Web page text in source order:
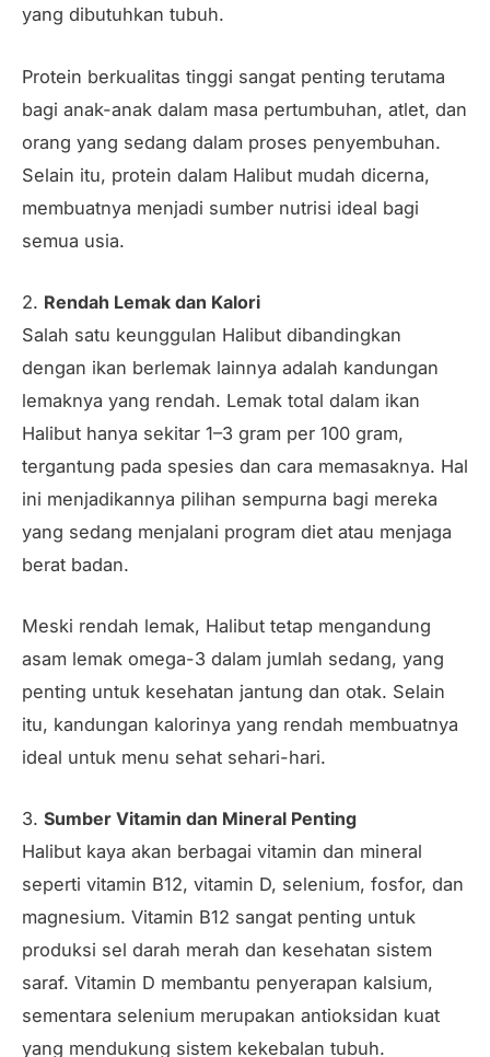
yang dibutuhkan tubuh.
Protein berkualitas tinggi sangat penting terutama
bagi anak-anak dalam masa pertumbuhan, atlet, dan
orang yang sedang dalam proses penyembuhan.
Selain itu, protein dalam Halibut mudah dicerna,
membuatnya menjadi sumber nutrisi ideal bagi
semua usia.
2. Rendah Lemak dan Kalori
Salah satu keunggulan Halibut dibandingkan
dengan ikan berlemak lainnya adalah kandungan
lemaknya yang rendah. Lemak total dalam ikan
Halibut hanya sekitar 1–3 gram per 100 gram,
tergantung pada spesies dan cara memasaknya. Hal
ini menjadikannya pilihan sempurna bagi mereka
yang sedang menjalani program diet atau menjaga
berat badan.
Meski rendah lemak, Halibut tetap mengandung
asam lemak omega-3 dalam jumlah sedang, yang
penting untuk kesehatan jantung dan otak. Selain
itu, kandungan kalorinya yang rendah membuatnya
ideal untuk menu sehat sehari-hari.
3. Sumber Vitamin dan Mineral Penting
Halibut kaya akan berbagai vitamin dan mineral
seperti vitamin B12, vitamin D, selenium, fosfor, dan
magnesium. Vitamin B12 sangat penting untuk
produksi sel darah merah dan kesehatan sistem
saraf. Vitamin D membantu penyerapan kalsium,
sementara selenium merupakan antioksidan kuat
yang mendukung sistem kekebalan tubuh.